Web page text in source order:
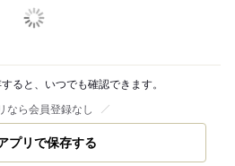
ると、いつでも確認できます。
なら会員登録なし
プリで保存する